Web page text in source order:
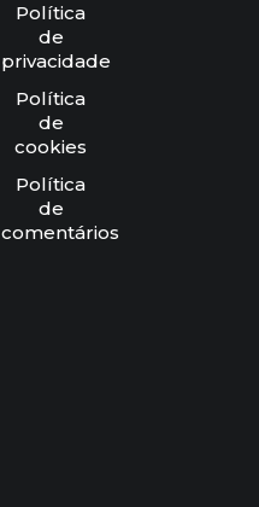
Política
de
privacidade
Política
de
cookies
Política
de
comentários